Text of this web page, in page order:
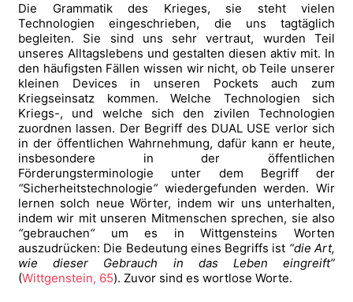
Die Grammatik des Krieges, sie steht vielen
Technologien eingeschrieben, die uns tagtäglich
begleiten. Sie sind uns sehr vertraut, wurden Teil
unseres Alltagslebens und gestalten diesen aktiv mit. In
den häufigsten Fällen wissen wir nicht, ob Teile unserer
kleinen Devices in unseren Pockets auch zum
Kriegseinsatz kommen. Welche Technologien sich
Kriegs-, und welche sich den zivilen Technologien
zuordnen lassen. Der Begriff des DUAL USE verlor sich
in der öffentlichen Wahrnehmung, dafür kann er heute,
insbesondere in der öffentlichen
Förderungsterminologie unter dem Begriff der
“Sicherheitstechnologie“wiedergefunden werden. Wir
lernen solch neue Wörter, indem wir uns unterhalten,
indem wir mit unseren Mitmenschen sprechen, sie also
“gebrauchen“um es in Wittgensteins Worten
auszudrücken: Die Bedeutung eines Begriffs ist “die Art,
wie dieser Gebrauch in das Leben eingreift”
(Wittgenstein, 65). Zuvor sind es wortlose Worte.